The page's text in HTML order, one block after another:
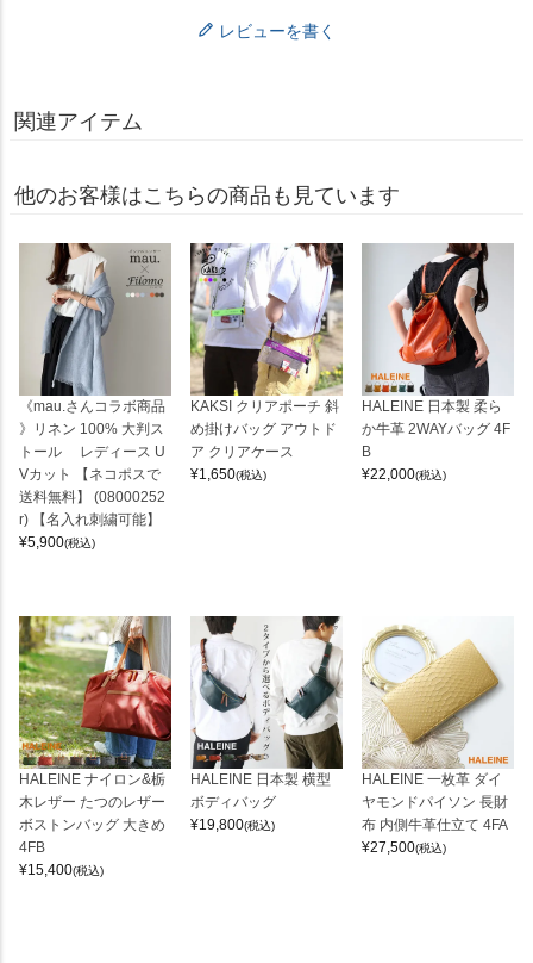
レビューを書く
関連アイテム
他のお客様はこちらの商品も見ています
《mau.さんコラボ商品
》リネン 100% 大判ス
トール レディース U
Vカット 【ネコポスで
送料無料】 (08000252
r) 【名入れ刺繍可能】
¥5,900(税込)
KAKSI クリアポーチ 斜
め掛けバッグ アウトド
ア クリアケース
¥1,650(税込)
HALEINE 日本製 柔ら
か牛革 2WAYバッグ 4F
B
¥22,000(税込)
HALEINE ナイロン&栃
木レザー たつのレザー
ボストンバッグ 大きめ
4FB
¥15,400(税込)
HALEINE 日本製 横型
ボディバッグ
¥19,800(税込)
HALEINE 一枚革 ダイ
ヤモンドパイソン 長財
布 内側牛革仕立て 4FA
¥27,500(税込)